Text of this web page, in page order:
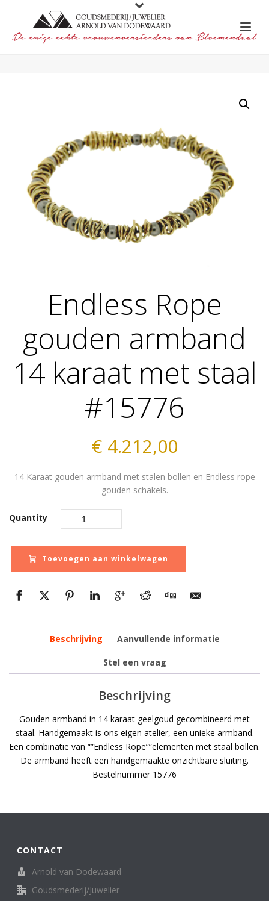
Endless Rope
gouden armband
14 karaat met staal
#15776
€ 4.212,00
14 Karaat gouden armband met stalen bollen en Endless rope
gouden schakels.
Quantity
Toevoegen aan winkelwagen
Beschrijving Aanvullende informatie
Stel een vraag
Beschrijving
Gouden armband in 14 karaat geelgoud gecombineerd met
staal. Handgemaakt is ons eigen atelier, een unieke armband.
Een combinatie van “”Endless Rope””elementen met staal bollen.
De armband heeft een handgemaakte onzichtbare sluiting.
Bestelnummer 15776
CONTACT
Arnold van Dodewaard
Goudsmederij/Juwelier